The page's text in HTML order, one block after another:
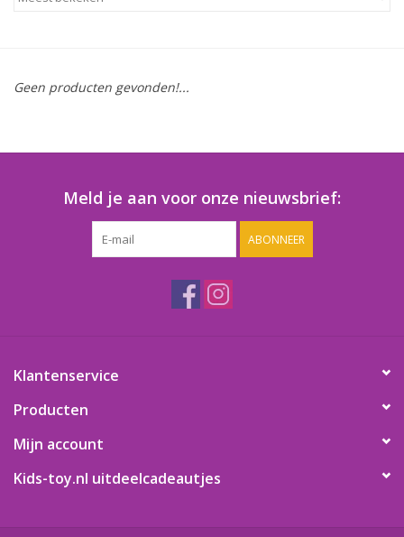
Lege capsules
Speelgoedpakketten
Gevulde capsules & mixen
Snoep / kauwgomballen
Geen producten gevonden!...
Meld je aan voor onze nieuwsbrief:
ABONNEER
Klantenservice
Producten
Mijn account
Kids-toy.nl uitdeelcadeautjes